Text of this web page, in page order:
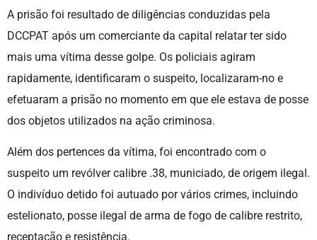
A prisão foi resultado de diligências conduzidas pela
DCCPAT após um comerciante da capital relatar ter sido
mais uma vítima desse golpe. Os policiais agiram
rapidamente, identificaram o suspeito, localizaram-no e
efetuaram a prisão no momento em que ele estava de posse
dos objetos utilizados na ação criminosa.
Além dos pertences da vítima, foi encontrado com o
suspeito um revólver calibre .38, municiado, de origem ilegal.
O indivíduo detido foi autuado por vários crimes, incluindo
estelionato, posse ilegal de arma de fogo de calibre restrito,
receptação e resistência.